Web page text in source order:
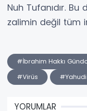
Nuh Tufanıdır.
zalimin değil tüm
#İbrahim Hakkı
#Virüs
#Yahudi
YORUMLAR